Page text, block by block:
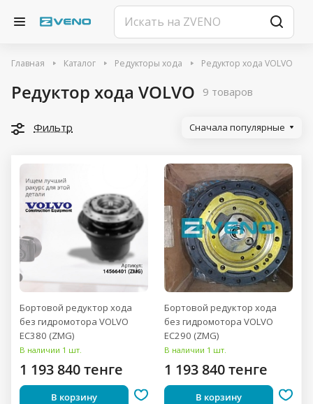
Главная Каталог Редукторы хода Редуктор хода VOLVO
Редуктор хода VOLVO 9 товаров
Фильтр Сначала популярные
Бортовой редуктор хода
без гидромотора VOLVO
EC380 (ZMG)
В наличии 1 шт.
1 193 840 тенге
В корзину
Бортовой редуктор хода
без гидромотора VOLVO
EC290 (ZMG)
В наличии 1 шт.
1 193 840 тенге
В корзину